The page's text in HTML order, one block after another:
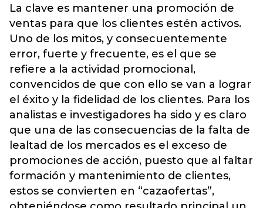
La clave es mantener una promoción de
ventas para que los clientes estén activos.
Uno de los mitos, y consecuentemente
error, fuerte y frecuente, es el que se
refiere a la actividad promocional,
convencidos de que con ello se van a lograr
el éxito y la fidelidad de los clientes. Para los
analistas e investigadores ha sido y es claro
que una de las consecuencias de la falta de
lealtad de los mercados es el exceso de
promociones de acción, puesto que al faltar
formación y mantenimiento de clientes,
estos se convierten en “cazaofertas”,